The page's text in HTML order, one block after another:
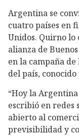
Argentina se
cuatro países en
Unidos. Quirno lo
alianza de
en la campaña
del país,
“Hoy la
escribió en redes
abierto al
previsibilidad y